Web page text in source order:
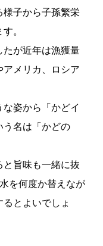
子から子孫繁栄
。
が近年は漁獲量
メリカ、ロシア
姿から「かどイ
う名は「かどの
旨味も一緒に抜
を何度か替えなが
とよいでしょ